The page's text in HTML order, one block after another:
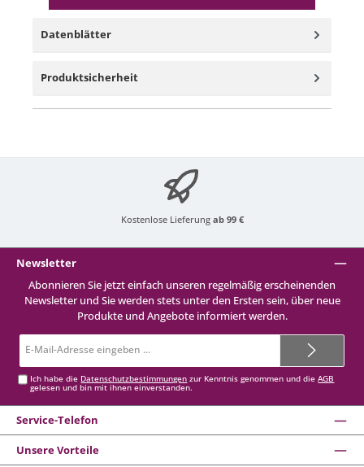
Datenblätter
Produktsicherheit
Kostenlose Lieferung ab 99 €
Newsletter
Abonnieren Sie jetzt einfach unseren regelmäßig erscheinenden
Newsletter und Sie werden stets unter den Ersten sein, über neue
Produkte und Angebote informiert werden.
Mail-
Ich habe die Datenschutzbestimmungen zur Kenntnis genommen und dieAGB
gelesen und bin mit ihnen einverstanden.
Service-Telefon
Unsere Vorteile